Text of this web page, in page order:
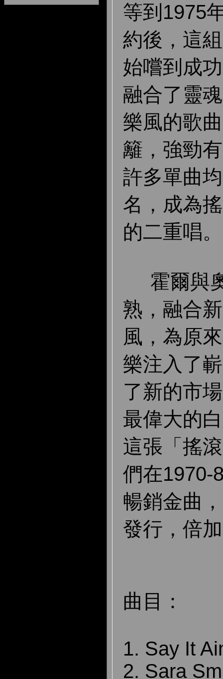
等到1975
約後，這
始嚐到成
融合了靈
樂風的歌
籬，強勁
許多單曲
名，成為
的二重唱。
霍爾與
熟，融合
風，為原
樂注入了
了新的市
最偉大的
這張「搖
們在1970-
暢銷金曲
發行，倍
曲目：
1. Say It
2. Sara